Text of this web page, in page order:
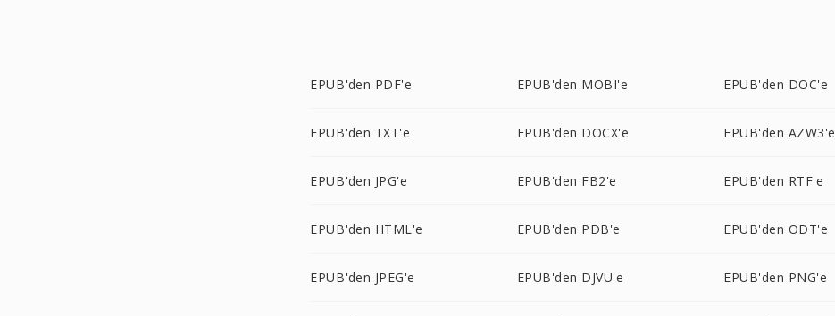
EPUB'den PDF'e EPUB'den MOBI'e EPUB'den DOC'e
EPUB'den TXT'e EPUB'den DOCX'e EPUB'den AZW3'e
EPUB'den JPG'e EPUB'den FB2'e EPUB'den RTF'e
EPUB'den HTML'e EPUB'den PDB'e EPUB'den ODT'e
EPUB'den JPEG'e EPUB'den DJVU'e EPUB'den PNG'e